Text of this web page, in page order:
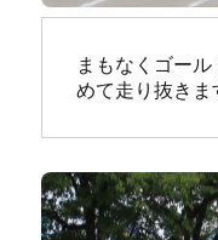
まもなくゴー
めて走り抜きま